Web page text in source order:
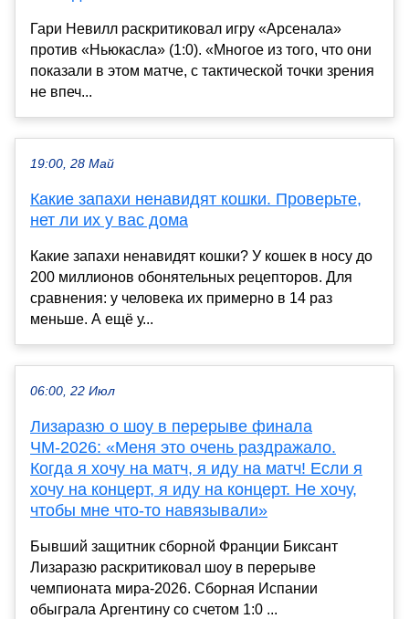
Гари Невилл раскритиковал игру «Арсенала»
против «Ньюкасла» (1:0). «Многое из того, что они
показали в этом матче, с тактической точки зрения
не впеч...
19:00, 28 Май
Какие запахи ненавидят кошки. Проверьте,
нет ли их у вас дома
Какие запахи ненавидят кошки? У кошек в носу до
200 миллионов обонятельных рецепторов. Для
сравнения: у человека их примерно в 14 раз
меньше. А ещё у...
06:00, 22 Июл
Лизаразю о шоу в перерыве финала
ЧМ-2026: «Меня это очень раздражало.
Когда я хочу на матч, я иду на матч! Если я
хочу на концерт, я иду на концерт. Не хочу,
чтобы мне что-то навязывали»
Бывший защитник сборной Франции Биксант
Лизаразю раскритиковал шоу в перерыве
чемпионата мира-2026. Сборная Испании
обыграла Аргентину со счетом 1:0 ...